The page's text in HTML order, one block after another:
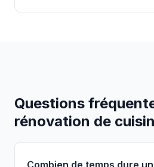
Questions
rénovation de
Combien de temps dure